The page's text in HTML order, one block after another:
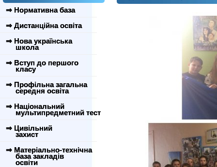
⇒ Нормативна база
⇒ Дистанційна освіта
⇒ Нова українська
школа
⇒ Вступ до першого
класу
⇒ Профільна загальна
середня освіта
⇒ Національний
мультипредметний тест
⇒ Цивільний
захист
⇒ Матеріально-технічна
база закладів
освіти